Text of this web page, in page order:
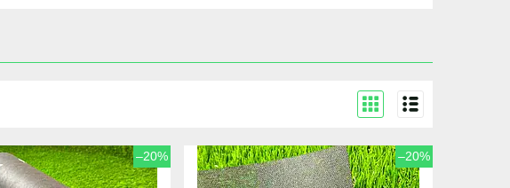
–20% –20%